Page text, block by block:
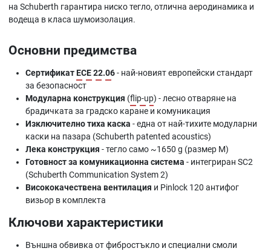
на Schuberth гарантира ниско тегло, отлична аеродинамика и
водеща в класа шумоизолация.
Основни предимства
СертификатECE 22.06- най-новият европейски стандарт
за безопасност
Модуларна конструкция (flip-up) - лесно отваряне на
брадичката за градско каране и комуникация
Изключително тиха каска - една от най-тихите модуларни
каски на пазара (Schuberth patented acoustics)
Лека конструкция - тегло само ~1650 g (размер M)
Готовност за комуникационна система - интегриран SC2
(Schuberth Communication System 2)
Висококачествена вентилация и Pinlock 120 антифог
визьор в комплекта
Ключови характеристики
Външна обвивка отфибростъкло и специални смоли